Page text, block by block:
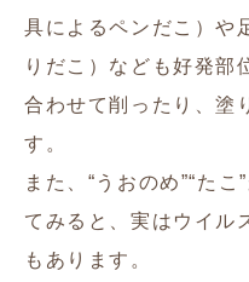
具によるペンだこ）や
りだこ）なども好発部
合わせて削ったり、塗
す。
また、“うおのめ”“た
てみると、実はウイル
もあります。